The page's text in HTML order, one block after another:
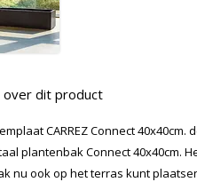
dit product
CARREZ Connect
plantenbak Connect 40x40cm.
nu ook op het terras kunt